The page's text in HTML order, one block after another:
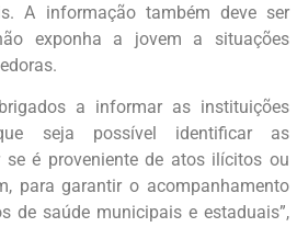
A informação também deve ser
exponha a jovem a situações
a informar as instituições
seja possível identificar as
é proveniente de atos ilícitos ou
para garantir o acompanhamento
de saúde municipais e estaduais”,